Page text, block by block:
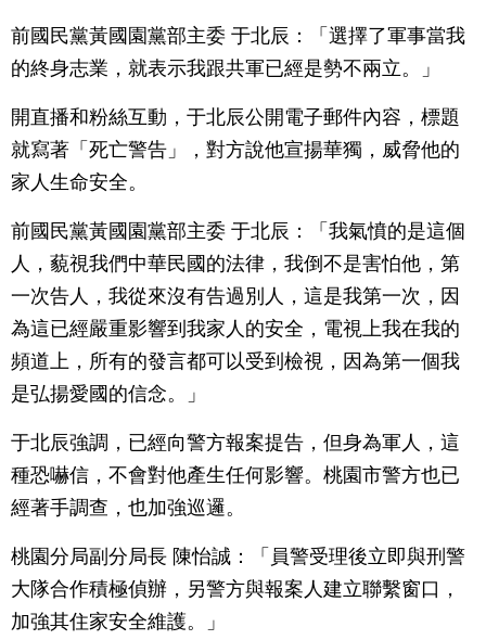
前國民黨黃國園黨部主委 于北辰：「選擇了軍事當我
的終身志業，就表示我跟共軍已經是勢不兩立。」
開直播和粉絲互動，于北辰公開電子郵件內容，標題
就寫著「死亡警告」，對方說他宣揚華獨，威脅他的
家人生命安全。
前國民黨黃國園黨部主委 于北辰：「我氣憤的是這個
人，藐視我們中華民國的法律，我倒不是害怕他，第
一次告人，我從來沒有告過別人，這是我第一次，因
為這已經嚴重影響到我家人的安全，電視上我在我的
頻道上，所有的發言都可以受到檢視，因為第一個我
是弘揚愛國的信念。」
于北辰強調，已經向警方報案提告，但身為軍人，這
種恐嚇信，不會對他產生任何影響。桃園市警方也已
經著手調查，也加強巡邏。
桃園分局副分局長 陳怡誠：「員警受理後立即與刑警
大隊合作積極偵辦，另警方與報案人建立聯繫窗口，
加強其住家安全維護。」